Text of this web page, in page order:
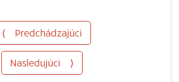
⟨ Predchádzajúci
Nasledujúci ⟩